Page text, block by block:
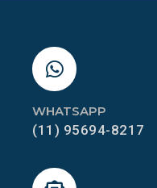
WHATSAPP
(11) 95694-8217